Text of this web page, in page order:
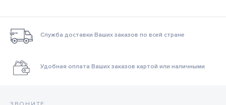
Служба доставки Ваших заказов по всей стране
Удобная оплата Ваших заказов картой или наличными